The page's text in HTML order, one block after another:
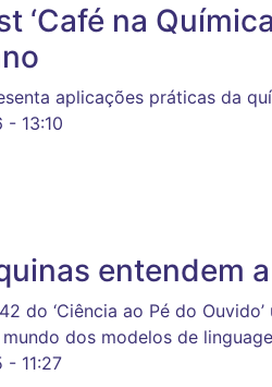
‘Café na
aplicações práticas da
13:10
entendem
do ‘Ciência ao Pé do
dos modelos de
11:27